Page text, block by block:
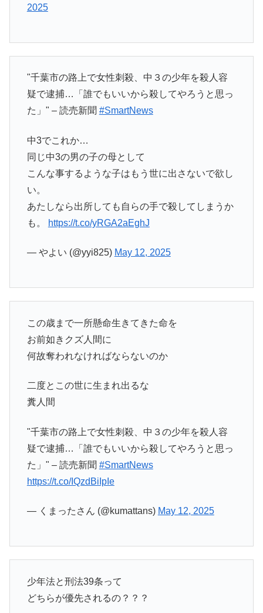
2025
"千葉市の路上で女性刺殺、中３の少年を殺人容
疑で逮捕…「誰でもいいから殺してやろうと思っ
た」" – 読売新聞 #SmartNews
中3でこれか…
同じ中3の男の子の母として
こんな事するような子はもう世に出さないで欲し
い。
あたしなら出所しても自らの手で殺してしまうか
も。
https://t.co/yRGA2aEghJ
— やよい (@yyi825) May 12, 2025
この歳まで一所懸命生きてきた命を
お前如きクズ人間に
何故奪われなければならないのか
二度とこの世に生まれ出るな
糞人間
"千葉市の路上で女性刺殺、中３の少年を殺人容
疑で逮捕…「誰でもいいから殺してやろうと思っ
た」" – 読売新聞 #SmartNews
https://t.co/IQzdBiIpIe
— くまったさん (@kumattans) May 12, 2025
少年法と刑法39条って
どちらが優先されるの？？？